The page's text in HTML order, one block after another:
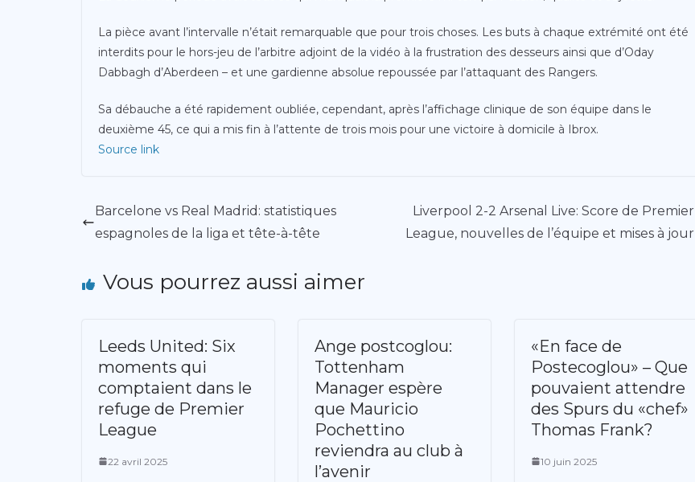
La pièce avant l’intervalle n’était remarquable que pour trois choses. Les buts à chaque extrémité ont été
interdits pour le hors-jeu de l’arbitre adjoint de la vidéo à la frustration des desseurs ainsi que d’Oday
Dabbagh d’Aberdeen – et une gardienne absolue repoussée par l’attaquant des Rangers.
Sa débauche a été rapidement oubliée, cependant, après l’affichage clinique de son équipe dans le
deuxième 45, ce qui a mis fin à l’attente de trois mois pour une victoire à domicile à Ibrox.
Source link
Barcelone vs Real Madrid: statistiques
espagnoles de la liga et tête-à-tête
Liverpool 2-2 Arsenal Live: Score de Premier
League, nouvelles de l’équipe et mises à jour
Vous pourrez aussi aimer
Leeds United: Six
moments qui
comptaient dans le
refuge de Premier
League
22 avril 2025
Ange postcoglou:
Tottenham
Manager espère
que Mauricio
Pochettino
reviendra au club à
l’avenir
«En face de
Postecoglou» – Que
pouvaient attendre
des Spurs du «chef»
Thomas Frank?
10 juin 2025